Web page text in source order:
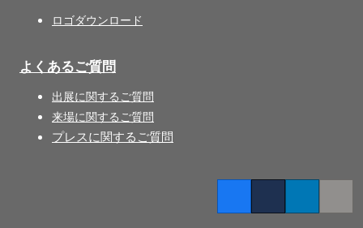
ロゴダウンロード
よくあるご質問
出展に関するご質問
来場に関するご質問
プレスに関するご質問